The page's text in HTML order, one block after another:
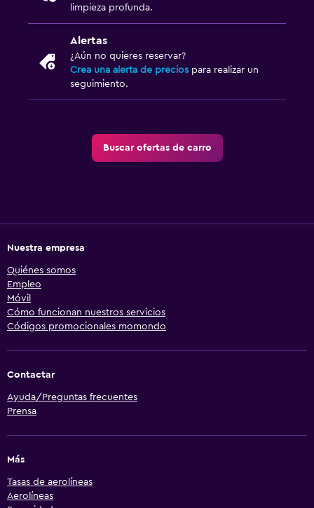
limpieza profunda.
Alertas
¿Aún no quieres reservar?
Crea una alerta de precios para realizar un
seguimiento.
Buscar ofertas de carro
Nuestra empresa
Quiénes somos
Empleo
Móvil
Cómo funcionan nuestros servicios
Códigos promocionales momondo
Contactar
Ayuda/Preguntas frecuentes
Prensa
Más
Tasas de aerolíneas
Aerolíneas